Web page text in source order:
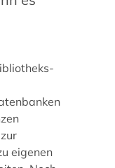
eigenen